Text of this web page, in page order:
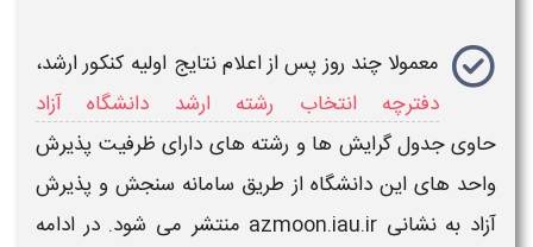
معمولا چند روز پس ازاعلام نتایج اولیه کنکور ارشد،
دفترچه انتخاب رشته ارشد دانشگاه آزاد
حاویجدول گرایش ها و رشته های دارای ظرفیت پذیرش
واحد های ایندانشگاهاز طریق سامانه سنجش و پذیرش
آزاد به نشانی azmoon.iau.ir
منتشر می شود. در ادامه